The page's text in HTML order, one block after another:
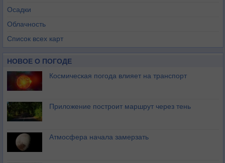
Осадки
Облачность
Список всех карт
НОВОЕ О ПОГОДЕ
Космическая погода влияет на транспорт
Приложение построит маршрут через тень
Атмосфера начала замерзать